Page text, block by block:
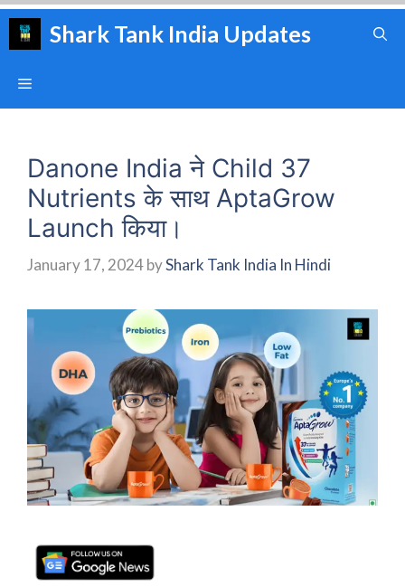
Skip
Shark Tank India Updates
Menu
Danone India ने Child 37
Nutrients के साथ AptaGrow
Launch किया।
January 17, 2024byShark Tank India In Hindi